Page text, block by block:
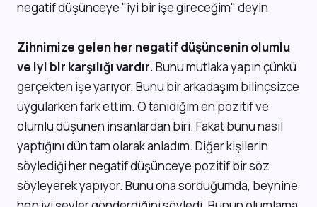
negatif düşünceye "iyi bir işe gireceğim" deyin
Zihnimize gelen her negatif düşüncenin olumlu
ve iyi bir karşılığı vardır.Bunu mutlaka yapın çünkü
gerçekten işe yarıyor. Bunu bir arkadaşım bilinçsizce
uygularken fark ettim. O tanıdığım en pozitif ve
olumlu düşünen insanlardan biri. Fakat bunu nasıl
yaptığını dün tam olarak anladım. Diğer kişilerin
söylediği her negatif düşünceye pozitif bir söz
söyleyerek yapıyor. Bunu ona sorduğumda, beynine